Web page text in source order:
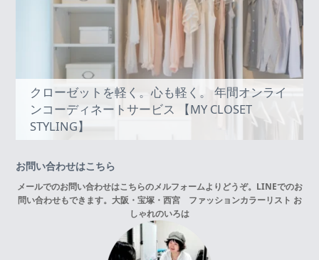
クローゼットを軽く。心も軽く。 年間オンライ
ンコーディネートサービス 【MY CLOSET
STYLING】
お問い合わせはこちら
メールでのお問い合わせはこちらのメルフォームよりどうぞ。LINEでのお
問い合わせもできます。 大阪・宝塚・西宮 ファッションカラーリスト お
しゃれのいろは